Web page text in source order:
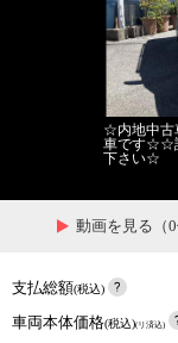
☆内地中古
車です☆☆
下さい☆
動画を見る（0
支払総額(税込)
車両本体価格(税込)(リ済込)